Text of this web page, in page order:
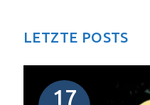
LETZTE POSTS
17